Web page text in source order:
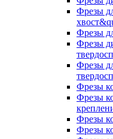
Фрезы
Фрезы
Фрезы
Фрезы
Фрезы
Фрезы
Фрезы
Фрезы